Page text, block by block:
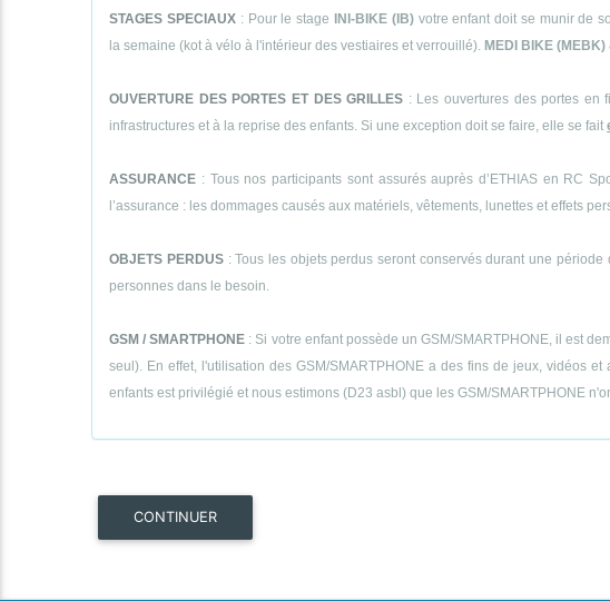
STAGES SPECIAUX: Pour le stage INI-BIKE (IB)votre enfant doit se munir de
la semaine (kot à vélo à l'intérieur des vestiaires et verrouillé). MEDI BIKE
OUVERTURE DES PORTES ET DES GRILLES : Les ouvertures des portes en
infrastructures et à la reprise des enfants. Si une exception doit se faire, elle se fait
ASSURANCE : Tous nos participants sont assurés auprès d’ETHIAS en RC
l’assurance : les dommages causés aux matériels, vêtements, lunettes et effets
OBJETS PERDUS: Tous les objets perdus seront conservés durant une
personnes dans le besoin.
GSM / SMARTPHONE : Si votre enfant possède un GSM/SMARTPHONE, il est
seul). En effet, l'utilisation des GSM/SMARTPHONE a des fins de jeux, vidéos
enfants est privilégié et nous estimons (D23 asbl) que les GSM/SMARTPHONE
CONTINUER